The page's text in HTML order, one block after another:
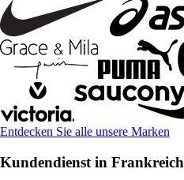
Entdecken Sie alle unsere Marken
Kundendienst in Frankreich